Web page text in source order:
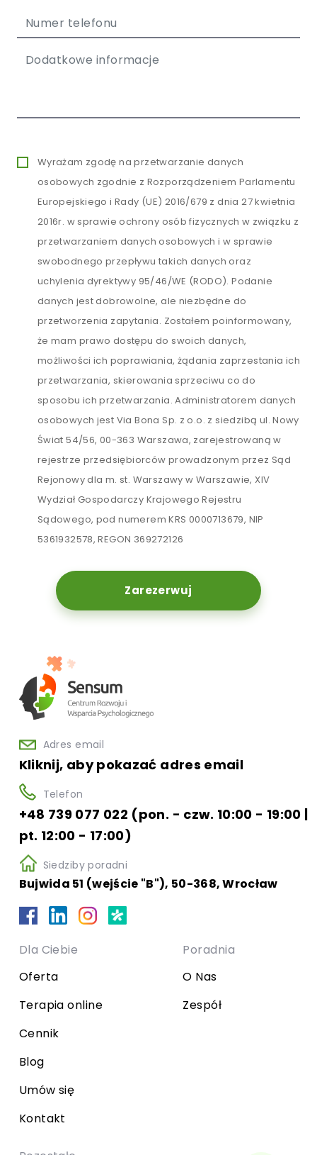
Wyrażam zgodę na przetwarzanie danych
osobowych zgodnie z Rozporządzeniem Parlamentu
Europejskiego i Rady (UE) 2016/679 z dnia 27 kwietnia
2016r. w sprawie ochrony osób fizycznych w związku z
przetwarzaniem danych osobowych i w sprawie
swobodnego przepływu takich danych oraz
uchylenia dyrektywy 95/46/WE (RODO). Podanie
danych jest dobrowolne, ale niezbędne do
przetworzenia zapytania. Zostałem poinformowany,
że mam prawo dostępu do swoich danych,
możliwości ich poprawiania, żądania zaprzestania ich
przetwarzania, skierowania sprzeciwu co do
sposobu ich przetwarzania. Administratorem danych
osobowych jest Via Bona Sp. z o.o. z siedzibą ul. Nowy
Świat 54/56, 00-363 Warszawa, zarejestrowaną w
rejestrze przedsiębiorców prowadzonym przez Sąd
Rejonowy dla m. st. Warszawy w Warszawie, XIV
Wydział Gospodarczy Krajowego Rejestru
Sądowego, pod numerem KRS 0000713679, NIP
5361932578, REGON 369272126
Zarezerwuj
Adres email
Kliknij, aby pokazać adres email
Telefon
+48 739 077 022 (pon. - czw. 10:00 - 19:00 |
pt. 12:00 - 17:00)
Siedziby poradni
Bujwida 51 (wejście "B"), 50-368, Wrocław
Dla Ciebie
Oferta
Terapia online
Cennik
Blog
Umów się
Kontakt
Poradnia
O Nas
Zespół